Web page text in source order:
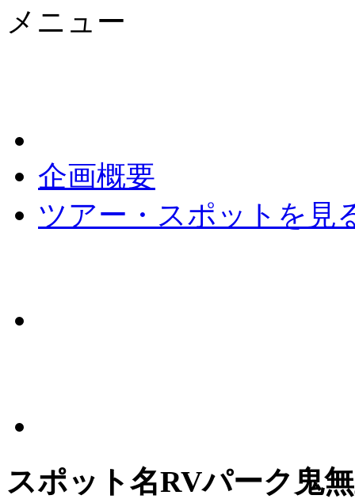
メニュー
企画概要
ツアー・スポットを見
スポット名RVパーク鬼